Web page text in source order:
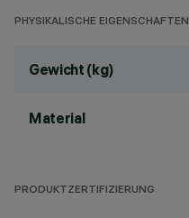
PHYSIKALISCHE EIGENSCHAFTEN
Gewicht (kg)
Material
PRODUKTZERTIFIZIERUNG